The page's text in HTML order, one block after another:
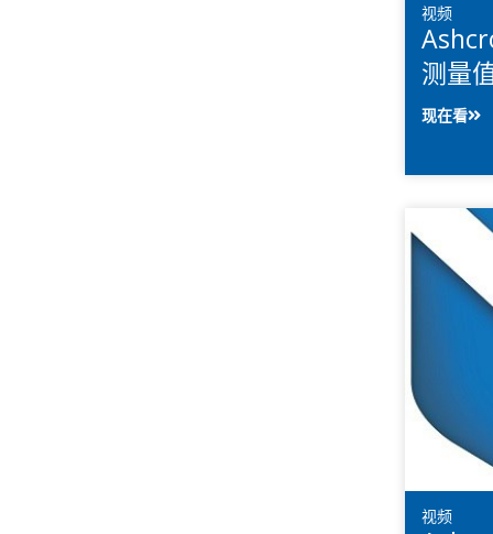
视频
测量
现在看
视频